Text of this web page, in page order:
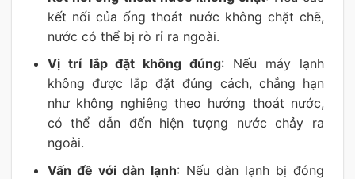
kết nối của ống thoát nước không chặt chẽ,
nước có thể bị rò rỉ ra ngoài.
Vị trí lắp đặt không đúng: Nếu máy lạnh
không được lắp đặt đúng cách, chẳng hạn
như không nghiêng theo hướng thoát nước,
có thể dẫn đến hiện tượng nước chảy ra
ngoài.
Vấn đề với dàn lạnh: Nếu dàn lạnh bị đóng